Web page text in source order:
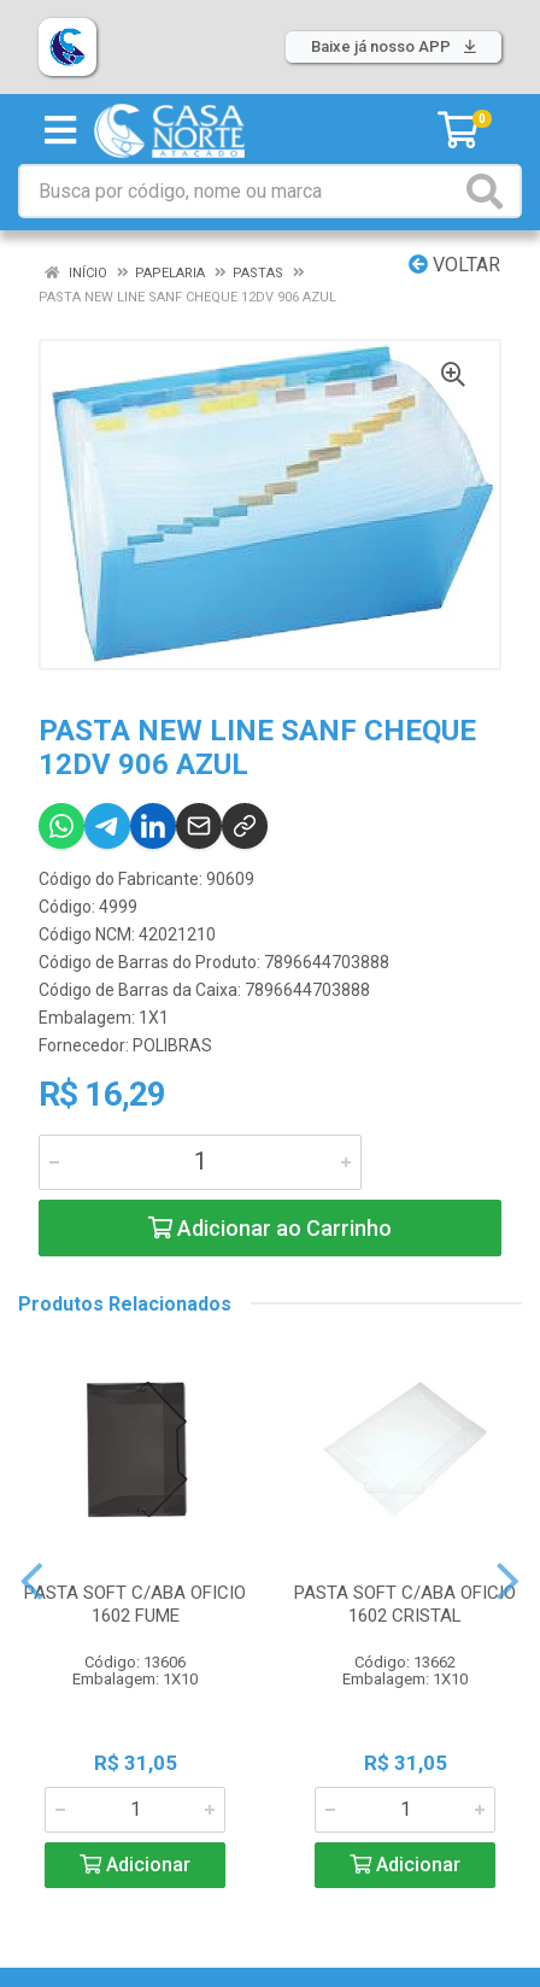
Baixe já nosso APP
0
VOLTAR
INÍCIO PAPELARIA
PASTAS
PASTA NEW LINE SANF CHEQUE 12DV 906 AZUL
PASTA NEW LINE SANF CHEQUE
12DV 906 AZUL
Código do Fabricante: 90609
Código: 4999
Código NCM: 42021210
Código de Barras do Produto: 7896644703888
Código de Barras da Caixa: 7896644703888
Embalagem: 1X1
Fornecedor: POLIBRAS
R$ 16,29
Adicionar ao Carrinho
Produtos Relacionados
PASTA SOFT C/ABA OFICIO
1602 FUME
Código: 13606
Embalagem: 1X10
R$ 31,05
Adicionar
PASTA SOFT C/ABA OFICIO
1602 CRISTAL
Código: 13662
Embalagem: 1X10
R$ 31,05
Adicionar